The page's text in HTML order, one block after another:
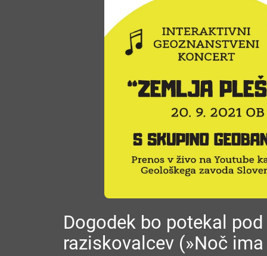
Dogodek bo potekal
raziskovalcev (»Noč